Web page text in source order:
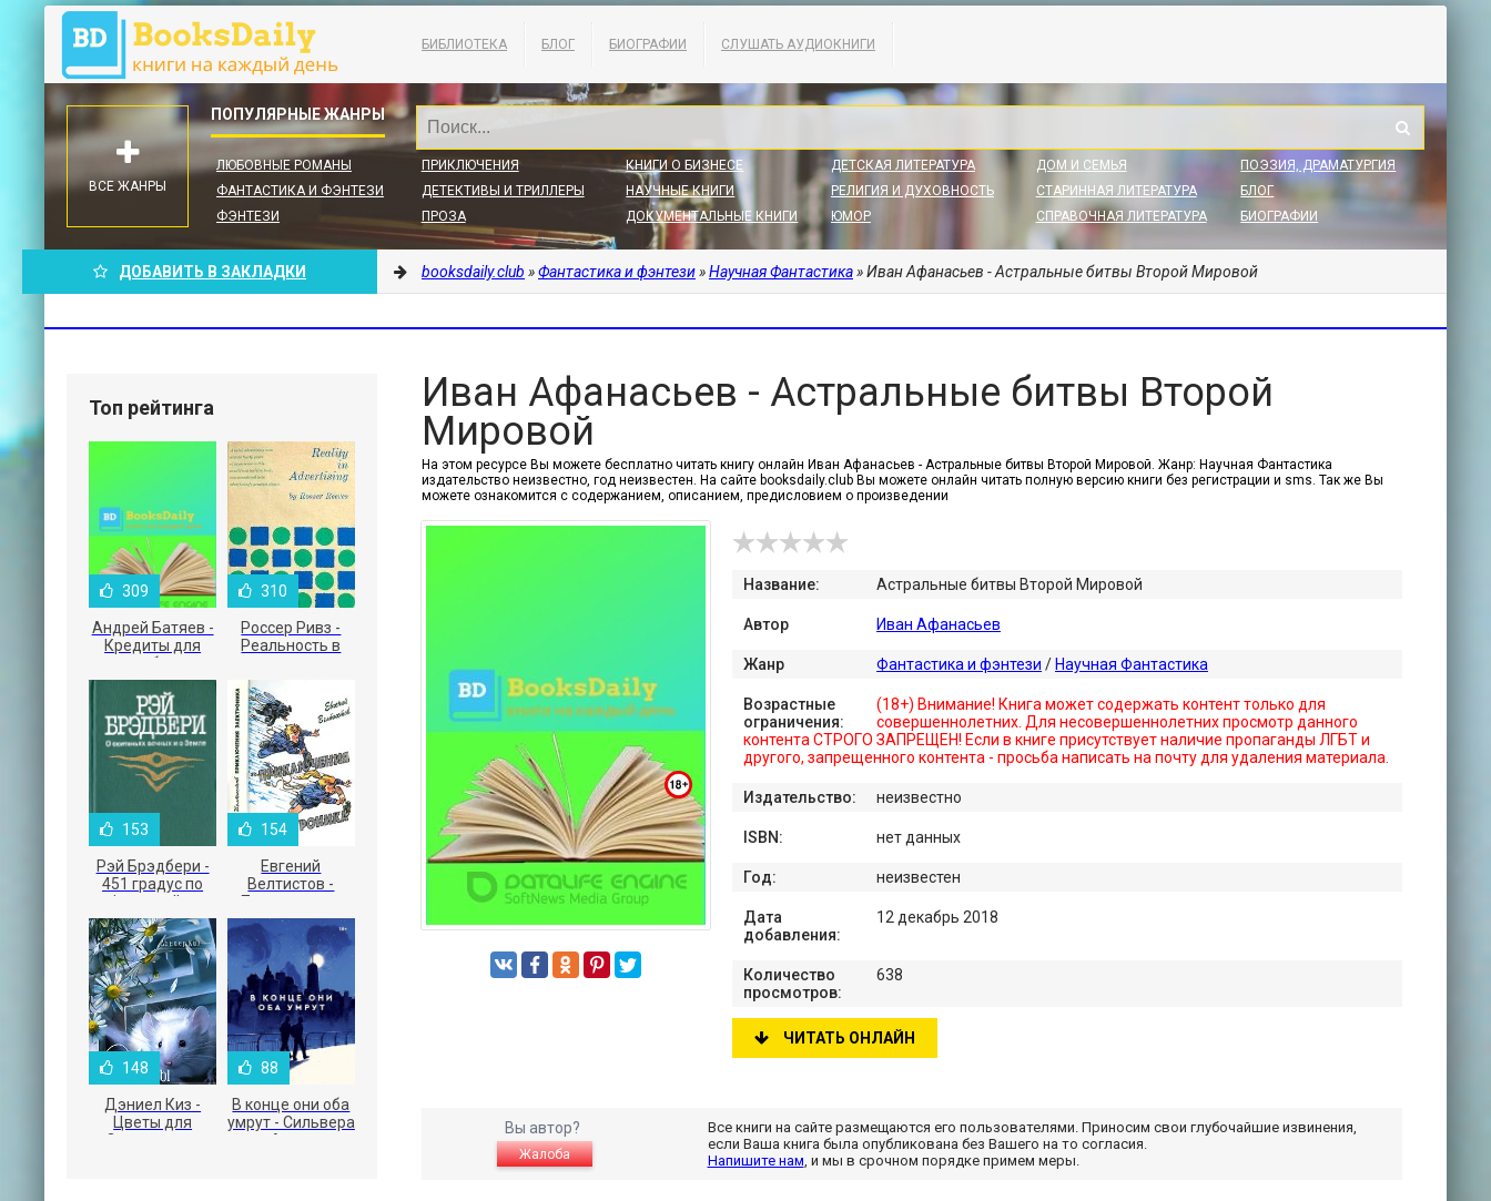
БИБЛИОТЕКА БЛОГ БИОГРАФИИ СЛУШАТЬ АУДИОКНИГИ
ЛЮБОВНЫЕ РОМАНЫ
ФАНТАСТИКА И ФЭНТЕЗИ
ФЭНТЕЗИ
ПРИКЛЮЧЕНИЯ
ДЕТЕКТИВЫ И ТРИЛЛЕРЫ
ПРОЗА
КНИГИ О БИЗНЕСЕ
НАУЧНЫЕ КНИГИ
ДОКУМЕНТАЛЬНЫЕ КНИГИ
ДЕТСКАЯ ЛИТЕРАТУРА
РЕЛИГИЯ И ДУХОВНОСТЬ
ЮМОР
ДОМ И СЕМЬЯ
СТАРИННАЯ ЛИТЕРАТУРА
СПРАВОЧНАЯ ЛИТЕРАТУРА
ПОЭЗИЯ, ДРАМАТУРГИЯ
БЛОГ
БИОГРАФИИ
ВСЕ ЖАНРЫ
ДОБАВИТЬ В ЗАКЛАДКИ booksdaily.club »Фантастика и фэнтези»Научная Фантастика» Иван Афанасьев - Астральные битвы Второй Мировой
Иван Афанасьев - Астральные битвы Второй
Мировой
На этом ресурсе Вы можете бесплатно читать книгу онлайн Иван Афанасьев - Астральные битвы Второй Мировой. Жанр: Научная Фантастика
издательство неизвестно, год неизвестен. На сайте booksdaily.club Вы можете онлайн читать полную версию книги без регистрации и sms. Так же Вы
можете ознакомится с содержанием, описанием, предисловием о произведении
Название: Астральные битвы Второй Мировой
Автор Иван Афанасьев
Жанр Фантастика и фэнтези / Научная Фантастика
Возрастные
ограничения:
(18+) Внимание! Книга может содержать контент только для
совершеннолетних. Для несовершеннолетних просмотр данного
контента СТРОГО ЗАПРЕЩЕН! Если в книге присутствует наличие пропаганды ЛГБТ и
другого, запрещенного контента - просьба написать на почту для удаления материала.
Издательство: неизвестно
ISBN: нет данных
Год: неизвестен
Дата
добавления:
12 декабрь 2018
Количество
просмотров:
638
ЧИТАТЬ ОНЛАЙН
Вы автор?
Жалоба
Все книги на сайте размещаются его пользователями. Приносим свои глубочайшие извинения,
если Ваша книга была опубликована без Вашего на то согласия.
Напишите нам, и мы в срочном порядке примем меры.
Топ рейтинга
309
Андрей Батяев -
Кредиты для
малого бизнеса
310
Россер Ривз -
Реальность в
153
Рэй Брэдбери -
451 градус по
Фаренгейту
154
Евгений
Велтистов -
Приключения
Электроника
148
Дэниел Киз -
Цветы для
Элджернона
88
В конце они оба
умрут - Сильвера
Адам